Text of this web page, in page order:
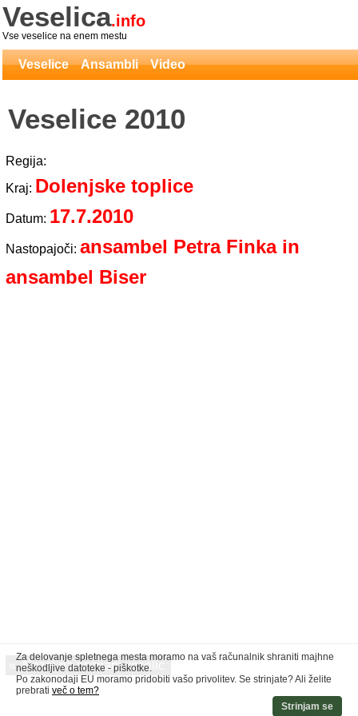
Veselica.info
Vse veselice na enem mestu
Veselice Ansambli Video
Veselice 2010
Regija:
Kraj: Dolenjske toplice
Datum: 17.7.2010
Nastopajoči: ansambel Petra Finka in
ansambel Biser
« Nazaj na seznam veselic
Za delovanje spletnega mesta moramo na vaš računalnik shraniti majhne
neškodljive datoteke - piškotke.
Po zakonodaji EU moramo pridobiti vašo privolitev. Se strinjate? Ali želite
prebrati več o tem?
Strinjam se